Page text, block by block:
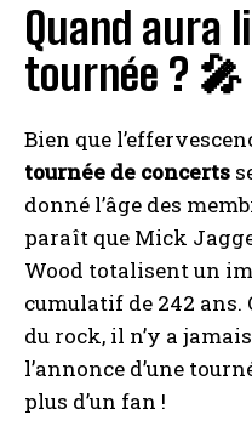
Quand aura
tournée ? 🎤
Bien que
tournée de concerts
donné l’âge des
paraît que Mick
Wood totalisent un
cumulatif de 242 ans.
du rock, il n’y a
l’annonce d’une
plus d’un fan !